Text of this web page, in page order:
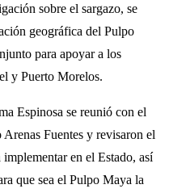
sobre el sargazo, se
geográfica del Pulpo
para apoyar a los
y Puerto Morelos.
Espinosa se reunió con el
Fuentes y revisaron el
en el Estado, así
que sea el Pulpo Maya la